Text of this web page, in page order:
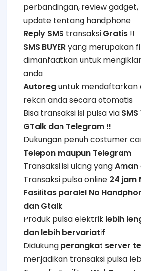
perbandingan, review
update tentang handphone
Reply SMS transaksi Gratis !!
SMS BUYERyang merupakan
dimanfaatkan untuk
anda
Autoreguntuk mendaftarkan
rekan anda secara otomatis
Bisa transaksi isi pulsa via
GTalk dan Telegram !!
Dukungan penuh costumer
Telepon maupun Telegram
Transaksi isi ulang yangAman
Transaksi pulsa online 24 jam
Fasilitas paralel No
dan Gtalk
Produk pulsa elektrik lebih
dan lebih bervariatif
Didukung perangkat server
menjadikan transaksi pulsa